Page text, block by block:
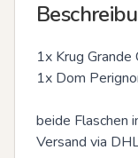
1x Krug
1x Dom
beide Flaschen
Versand via